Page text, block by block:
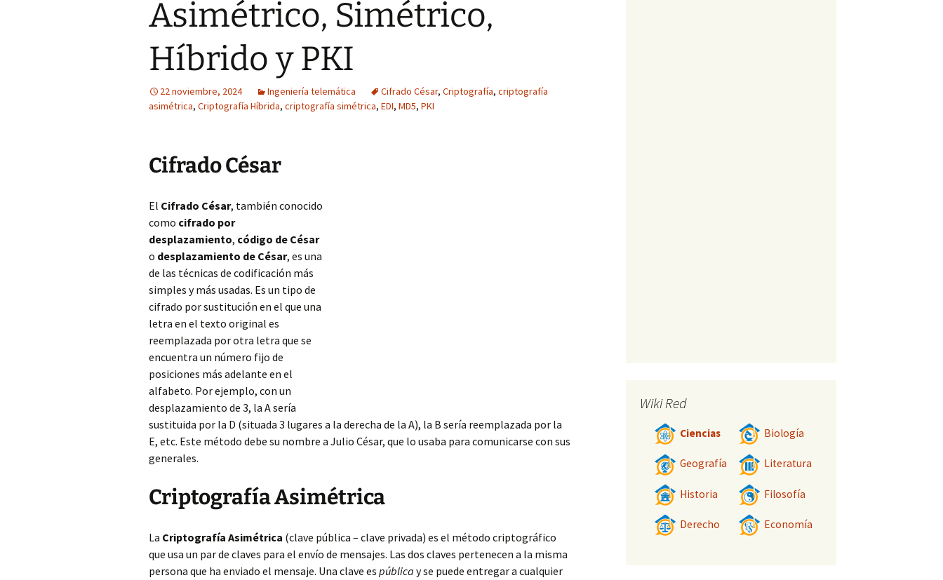
Asimétrico, Simétrico,
Híbrido y PKI
22 noviembre, 2024 Ingeniería telemática Cifrado César, Criptografía, criptografía
asimétrica, Criptografía Híbrida, criptografía simétrica, EDI, MD5, PKI
Cifrado César
El Cifrado César, también conocido
como cifrado por
desplazamiento, código de César
o desplazamiento de César, es una
de las técnicas de codificación más
simples y más usadas. Es un tipo de
cifrado por sustitución en el que una
letra en el texto original es
reemplazada por otra letra que se
encuentra un número fijo de
posiciones más adelante en el
alfabeto. Por ejemplo, con un
desplazamiento de 3, la A sería
sustituida por la D (situada 3 lugares a la derecha de la A), la B sería reemplazada por la
E, etc. Este método debe su nombre a Julio César, que lo usaba para comunicarse con sus
generales.
Criptografía Asimétrica
La Criptografía Asimétrica (clave pública – clave privada) es el método criptográfico
que usa un par de claves para el envío de mensajes. Las dos claves pertenecen a la misma
persona que ha enviado el mensaje. Una clave es pública y se puede entregar a cualquier
Wiki Red
Ciencias Biología
Geografía Literatura
Historia Filosofía
Derecho Economía